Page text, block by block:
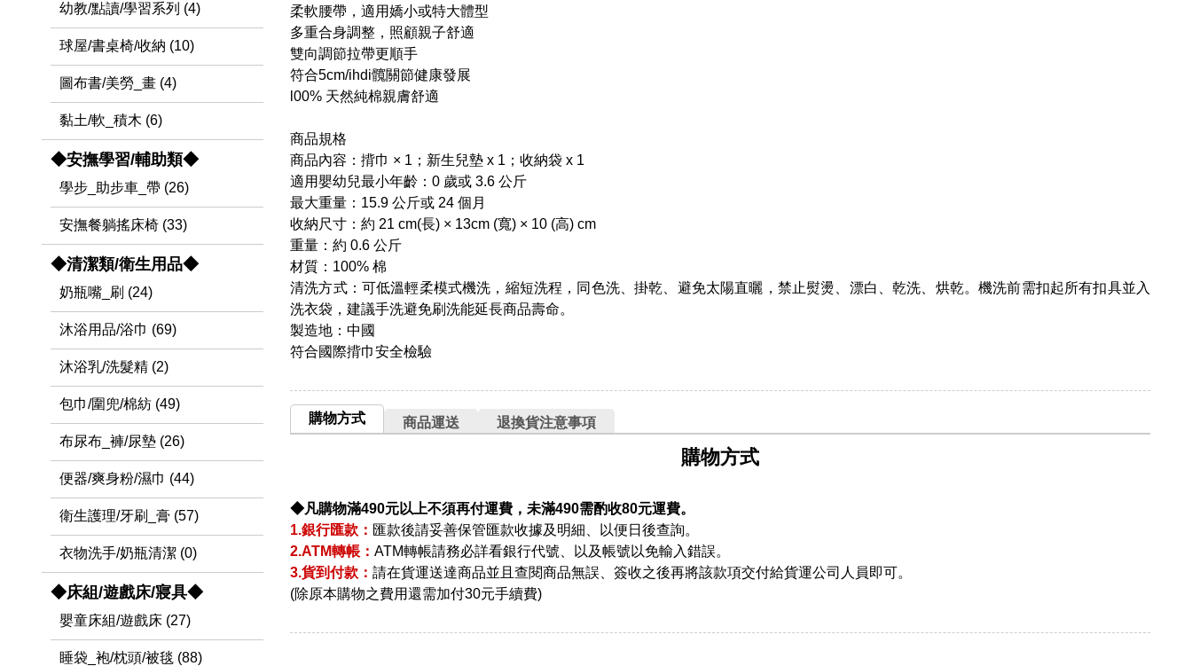
柔軟腰帶，適用嬌小或特大體型
多重合身調整，照顧親子舒適
雙向調節拉帶更順手
符合5cm/ihdi髖關節健康發展
l00% 天然純棉親膚舒適
商品規格
商品內容：揹巾 × 1；新生兒墊 x 1；收納袋 x 1
適用嬰幼兒最小年齡：0 歲或 3.6 公斤
最大重量：15.9 公斤或 24 個月
收納尺寸：約 21 cm(長) × 13cm (寬) × 10 (高) cm
重量：約 0.6 公斤
材質：100% 棉
清洗方式：可低溫輕柔模式機洗，縮短洗程，同色洗、掛乾、避免太陽直曬，禁止熨燙、漂白、乾洗、烘乾。機洗前需扣起所有扣具並入
洗衣袋，建議手洗避免刷洗能延長商品壽命。
製造地：中國
符合國際揹巾安全檢驗
購物方式 商品運送 退換貨注意事項
購物方式
◆凡購物滿490元以上不須再付運費，未滿490需酌收80元運費。
1.銀行匯款： 匯款後請妥善保管匯款收據及明細、以便日後查詢。
2.ATM轉帳： ATM轉帳請務必詳看銀行代號、以及帳號以免輸入錯誤。
3.貨到付款： 請在貨運送達商品並且查閱商品無誤、簽收之後再將該款項交付給貨運公司人員即可。
(除原本購物之費用還需加付30元手續費)
幼教/點讀/學習系列 (4)
球屋/書桌椅/收納 (10)
圖布書/美勞_畫 (4)
黏土/軟_積木 (6)
◆安撫學習/輔助類◆
學步_助步車_帶 (26)
安撫餐躺搖床椅 (33)
◆清潔類/衛生用品◆
奶瓶嘴_刷 (24)
沐浴用品/浴巾 (69)
沐浴乳/洗髮精 (2)
包巾/圍兜/棉紡 (49)
布尿布_褲/尿墊 (26)
便器/爽身粉/濕巾 (44)
衛生護理/牙刷_膏 (57)
衣物洗手/奶瓶清潔 (0)
◆床組/遊戲床/寢具◆
嬰童床組/遊戲床 (27)
睡袋_袍/枕頭/被毯 (88)